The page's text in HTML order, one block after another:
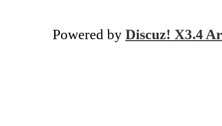
Powered by Discuz! X3.4